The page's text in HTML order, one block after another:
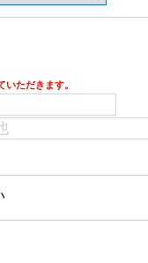
ただきます。